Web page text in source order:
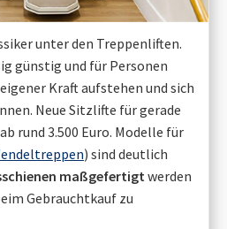
unter den Treppenliften.
günstig und für Personen
Kraft aufstehen und sich
Neue Sitzlifte für gerade
rund 3.500 Euro. Modelle für
) sind deutlich
maßgefertigt werden
Gebrauchtkauf zu